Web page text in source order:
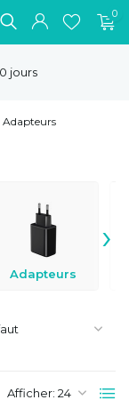
0
jours
Adapteurs
Adapteurs
›
Afficher: